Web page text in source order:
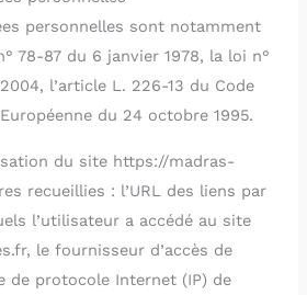
personnelles sont notamment
78-87 du 6 janvier 1978, la loi n°
l’article L. 226-13 du Code
du 24 octobre 1995.
du site https://madras-
recueillies : l’URL des liens par
l’utilisateur a accédé au site
le fournisseur d’accès de
de protocole Internet (IP) de